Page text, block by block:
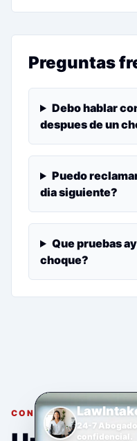
Preguntas
Debo hablar
despues de un
Puedo
dia siguiente?
Que pruebas
choque?
CONSULTA GRATUITA
24-7
confidencial.